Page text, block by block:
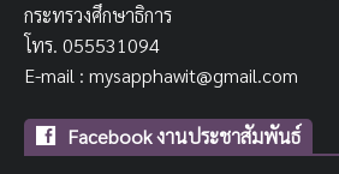
กระทรวงศึกษาธิการ
โทร. 055531094
E-mail : mysapphawit@gmail.com
Facebook งานประชาสัมพันธ์